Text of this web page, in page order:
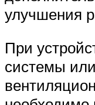
улучшения
При
системы